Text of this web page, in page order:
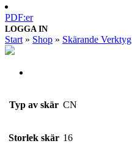
PDF:er
LOGGA IN
Start » Shop » Skärande Verktyg
Typ av skär CN
Storlek skär 16